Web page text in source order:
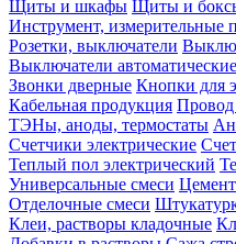
Щиты и шкафы Щиты и
Инструмент, измерительные
Розетки, выключатели
Выключатели автоматические
Звонки дверные Кнопки для
Кабельная продукция Провод
ТЭНы, аноды, термостаты
Счетчики электрические
Теплый пол электрический
Универсальные смеси Цемент
Отделочные смеси
Клеи, растворы кладочные